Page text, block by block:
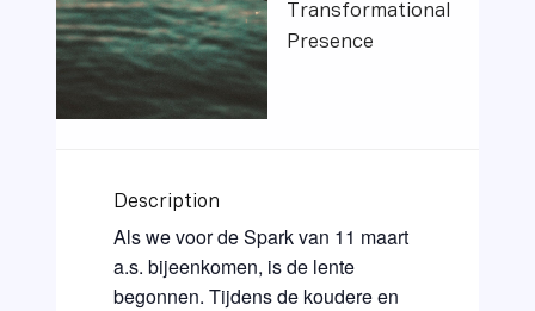
Transformational
Presence
Description
Als we voor de Spark van 11 maart
a.s. bijeenkomen, is de lente
begonnen. Tijdens de koudere en